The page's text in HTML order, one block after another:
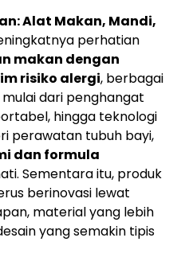
Alat Makan, Mandi,
perhatian
makan dengan
risiko alergi, berbagai
dari penghangat
hingga teknologi
perawatan tubuh bayi,
dan formula
Sementara itu, produk
berinovasi lewat
material yang lebih
yang semakin tipis